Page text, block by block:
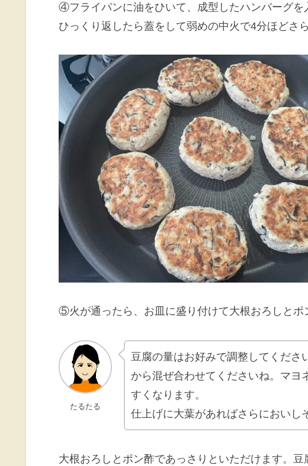
④フライパンに油をひいて、成型したハンバーグを
ひっくり返したら蓋をして弱めの中火で4分ほどさ
⑤火が通ったら、お皿に盛り付けて大根おろしとポ
たるたる
豆腐の量はお好みで調整してくださ
から混ぜ合わせてくださいね。マヨ
すくなります。
仕上げに大葉があればさらにおいし
大根おろしとポン酢であっさりといただけます。